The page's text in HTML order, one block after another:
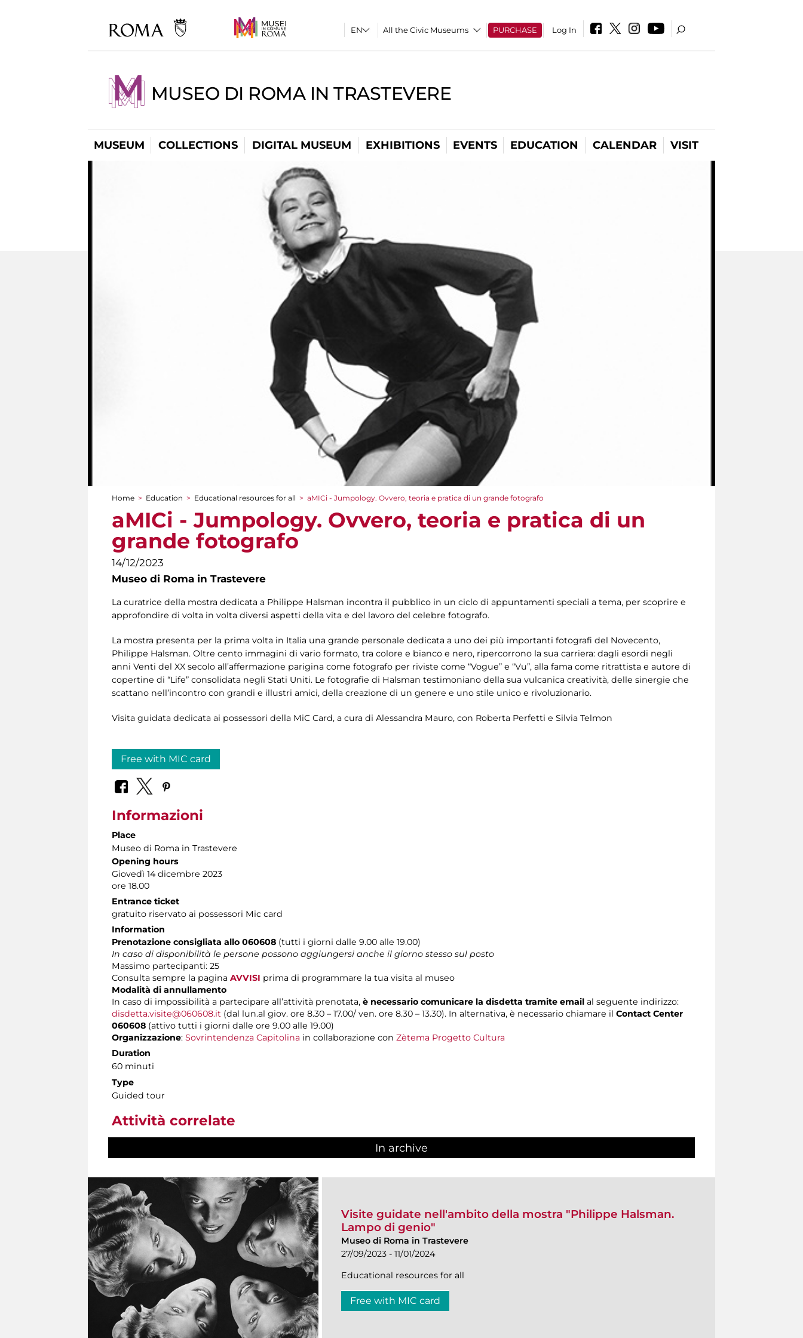
All the Civic Museums PURCHASE Log In
MUSEO DI ROMA IN TRASTEVERE
MUSEUM COLLECTIONS DIGITAL MUSEUM EXHIBITIONS EVENTS EDUCATION CALENDAR VISIT
You are here
Home > Education > Educational resources for all > aMICi - Jumpology. Ovvero, teoria e pratica di un grande fotografo
aMICi - Jumpology. Ovvero, teoria e pratica di un
grande fotografo
14/12/2023
Museo di Roma in Trastevere
La curatrice della mostra dedicata a Philippe Halsman incontra il pubblico in un ciclo di appuntamenti speciali a tema, per scoprire e
approfondire di volta in volta diversi aspetti della vita e del lavoro del celebre fotografo.
La mostra presenta per la prima volta in Italia una grande personale dedicata a uno dei più importanti fotografi del Novecento,
Philippe Halsman. Oltre cento immagini di vario formato, tra colore e bianco e nero, ripercorrono la sua carriera: dagli esordi negli
anni Venti del XX secolo all’affermazione parigina come fotografo per riviste come “Vogue” e “Vu”, alla fama come ritrattista e autore di
copertine di “Life” consolidata negli Stati Uniti. Le fotografie di Halsman testimoniano della sua vulcanica creatività, delle sinergie che
scattano nell’incontro con grandi e illustri amici, della creazione di un genere e uno stile unico e rivoluzionario.
Visita guidata dedicata ai possessori della MiC Card, a cura di Alessandra Mauro, con Roberta Perfetti e Silvia Telmon
Free with MIC card
Informazioni
Place
Museo di Roma in Trastevere
Opening hours
Giovedì 14 dicembre 2023
ore 18.00
Entrance ticket
gratuito riservato ai possessori Mic card
Information
Prenotazione consigliata allo 060608 (tutti i giorni dalle 9.00 alle 19.00)
In caso di disponibilità le persone possono aggiungersi anche il giorno stesso sul posto
Massimo partecipanti: 25
Consulta sempre la pagina AVVISI prima di programmare la tua visita al museo
Modalità di annullamento
In caso di impossibilità a partecipare all’attività prenotata, è necessario comunicare la disdetta tramite email al seguente indirizzo:
disdetta.visite@060608.it (dal lun.al giov. ore 8.30 – 17.00/ ven. ore 8.30 – 13.30). In alternativa, è necessario chiamare il Contact Center
060608 (attivo tutti i giorni dalle ore 9.00 alle 19.00)
Organizzazione: Sovrintendenza Capitolina in collaborazione con Zètema Progetto Cultura
Duration
60 minuti
Type
Guided tour
Attività correlate
In archive
Visite guidate nell'ambito della mostra "Philippe Halsman.
Lampo di genio"
Museo di Roma in Trastevere
27/09/2023 - 11/01/2024
Educational resources for all
Free with MIC card